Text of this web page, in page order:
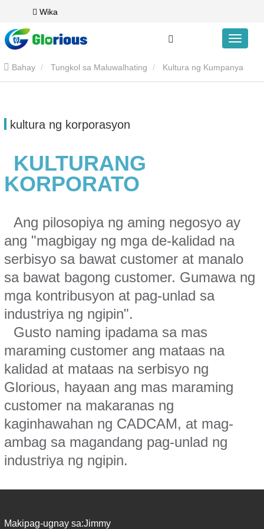
Wika
Bahay Tungkol sa Maluwalhating Kultura ng Kumpanya
kultura ng korporasyon
KULTURANG
KORPORATO
Ang pilosopiya ng aming negosyo ay
ang "magbigay ng mga de-kalidad na
serbisyo sa bawat customer at manalo
sa bawat bagong customer. Gumawa ng
mga kontribusyon at pag-unlad sa
industriya ng ngipin".
Gusto naming ipadama sa mas
maraming customer ang mataas na
kalidad at mataas na serbisyo ng
Glorious, hayaan ang mas maraming
customer na makaranas ng
kaginhawahan ng CADCAM, at mag-
ambag sa magandang pag-unlad ng
industriya ng ngipin.
Makipag-ugnay sa:Jimmy